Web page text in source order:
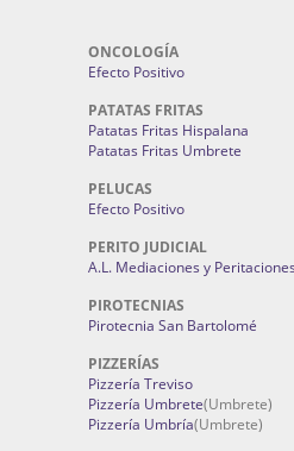
ONCOLOGÍA
Efecto Positivo
PATATAS FRITAS
Patatas Fritas Hispalana
Patatas Fritas Umbrete
PELUCAS
Efecto Positivo
PERITO JUDICIAL
A.L. Mediaciones y
PIROTECNIAS
Pirotecnia San Bartolomé
PIZZERÍAS
Pizzería Treviso
Pizzería Umbrete(Umbrete)
Pizzería Umbría(Umbrete)